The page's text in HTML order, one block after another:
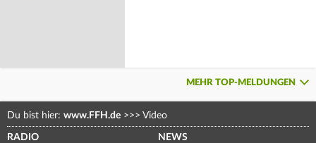
MEHR TOP-MELDUNGEN
Du bist hier: www.FFH.de >>> Video
RADIO NEWS